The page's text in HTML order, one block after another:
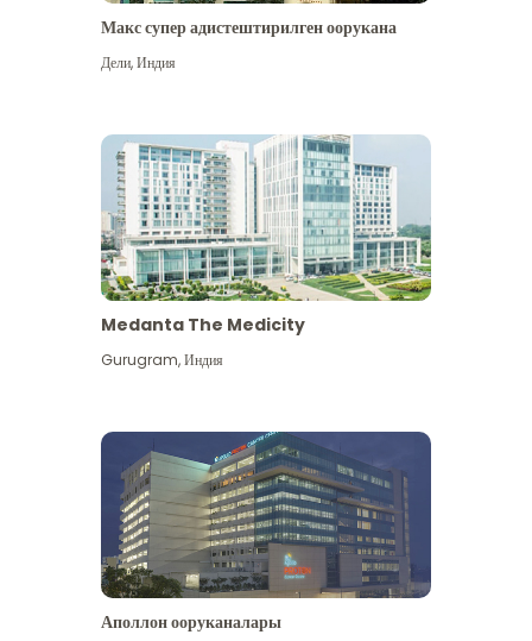
Макс супер адистештирилген оорукана
Дели,Индия
Medanta The Medicity
Gurugram,Индия
Аполлон ооруканалары